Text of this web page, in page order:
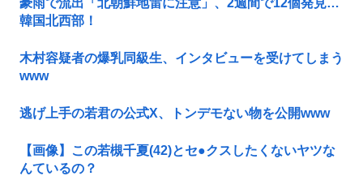
韓国北西部！
木村容疑者の爆乳同級生、インタビューを受けてしまう
www
逃げ上手の若君の公式X、トンデモない物を公開www
【画像】この若槻千夏(42)とセ●クスしたくないヤツな
んているの？